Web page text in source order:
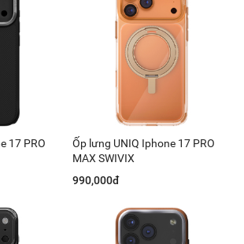
17 PRO
Ốp lưng UNIQ Iphone 17 PRO
MAX SWIVIX
990,000đ